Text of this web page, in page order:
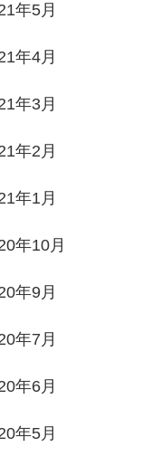
年5月
年4月
年3月
年2月
年1月
年10月
年9月
年7月
年6月
年5月